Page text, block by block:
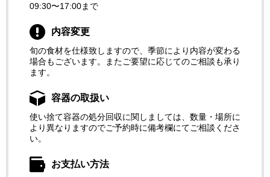
09:30〜17:00まで
内容変更
旬の食材を仕様致しますので、季節により内容が変わる
場合もございます。またご要望に応じてのご相談も承り
ます。
容器の取扱い
使い捨て容器の処分回収に関しましては、数量・場所に
より異なりますのでご予約時に備考欄にてご相談くださ
い。
お支払い方法